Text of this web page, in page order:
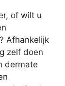
of wilt u
Afhankelijk
zelf doen
dermate